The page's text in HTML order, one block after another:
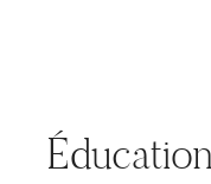
Éducation